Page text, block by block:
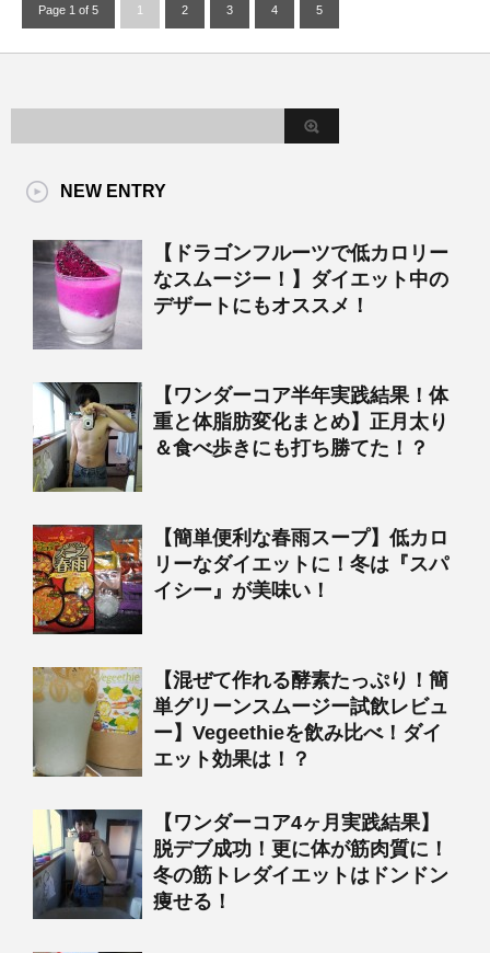
Page 1 of 5 1 2 3 4 5
NEW ENTRY
【ドラゴンフルーツで低カロリー
なスムージー！】ダイエット中の
デザートにもオススメ！
【ワンダーコア半年実践結果！体
重と体脂肪変化まとめ】正月太り
＆食べ歩きにも打ち勝てた！？
【簡単便利な春雨スープ】低カロ
リーなダイエットに！冬は『スパ
イシー』が美味い！
【混ぜて作れる酵素たっぷり！簡
単グリーンスムージー試飲レビュ
ー】Vegeethieを飲み比べ！ダイ
エット効果は！？
【ワンダーコア4ヶ月実践結果】
脱デブ成功！更に体が筋肉質に！
冬の筋トレダイエットはドンドン
痩せる！